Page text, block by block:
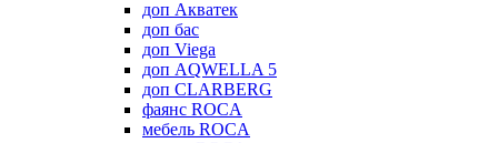
доп Акватек
доп бас
доп Viega
доп AQWELLA 5
доп CLARBERG
фаянс ROCA
мебель ROCA